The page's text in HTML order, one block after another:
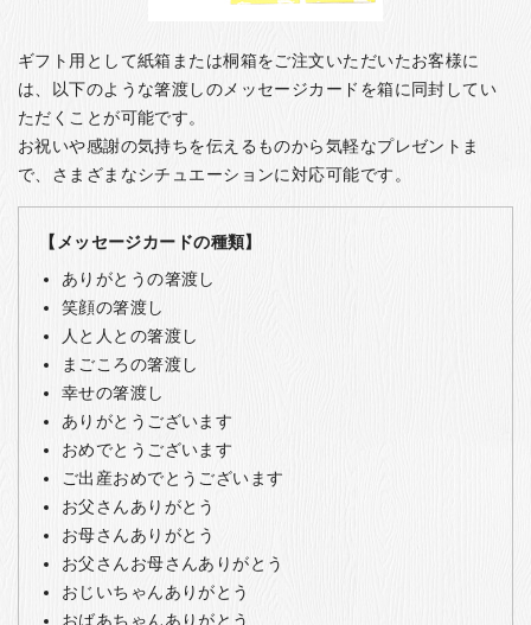
ギフト用として紙箱または桐箱をご注文いただいたお客様に
は、以下のような箸渡しのメッセージカードを箱に同封してい
ただくことが可能です。
お祝いや感謝の気持ちを伝えるものから気軽なプレゼントま
で、さまざまなシチュエーションに対応可能です。
【メッセージカードの種類】
ありがとうの箸渡し
笑顔の箸渡し
人と人との箸渡し
まごころの箸渡し
幸せの箸渡し
ありがとうございます
おめでとうございます
ご出産おめでとうございます
お父さんありがとう
お母さんありがとう
お父さんお母さんありがとう
おじいちゃんありがとう
おばあちゃんありがとう